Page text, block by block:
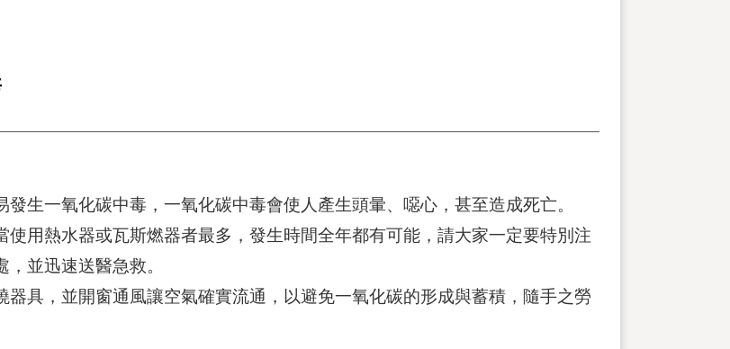
生一氧化碳中毒，一氧化碳中毒會使人產生頭暈、噁心，甚至造成死亡。
用熱水器或瓦斯燃器者最多，發生時間全年都有可能，請大家一定要特別注
並迅速送醫急救。
器具，並開窗通風讓空氣確實流通，以避免一氧化碳的形成與蓄積，隨手之勞